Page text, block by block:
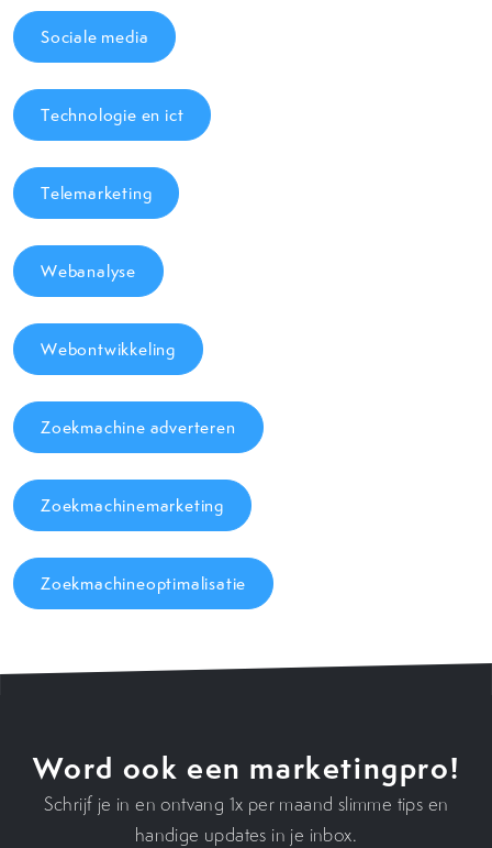
Sociale media
Technologie en ict
Telemarketing
Webanalyse
Webontwikkeling
Zoekmachine adverteren
Zoekmachinemarketing
Zoekmachineoptimalisatie
Word ook een marketingpro!
Schrijf je in en ontvang 1x per maand slimme tips en
handige updates in je inbox.